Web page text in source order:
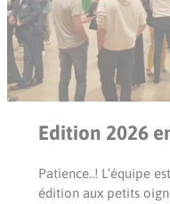
Edition 2026
Patience..! L’équipe
édition aux petits